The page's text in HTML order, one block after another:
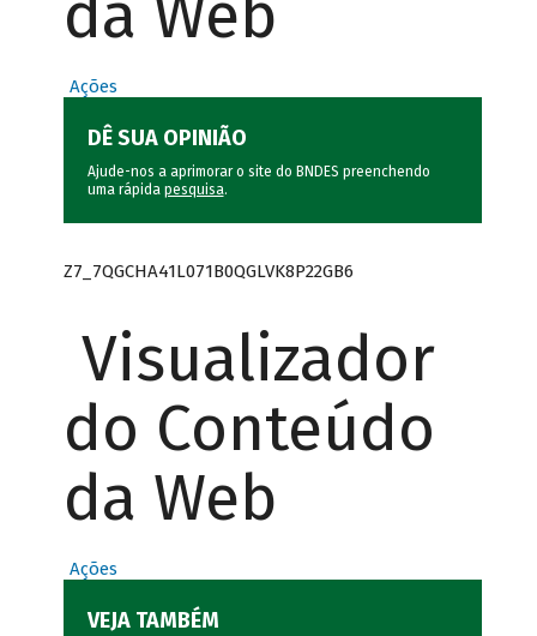
da Web
Ações
DÊ SUA OPINIÃO
Ajude-nos a aprimorar o site do BNDES preenchendo
uma rápida pesquisa.
Z7_7QGCHA41L071B0QGLVK8P22GB6
Visualizador
do Conteúdo
da Web
Ações
VEJA TAMBÉM